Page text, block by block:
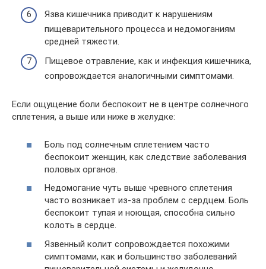
Язва кишечника приводит к нарушениям
пищеварительного процесса и недомоганиям
средней тяжести.
Пищевое отравление, как и инфекция кишечника,
сопровождается аналогичными симптомами.
Если ощущение боли беспокоит не в центре солнечного
сплетения, а выше или ниже в желудке:
Боль под солнечным сплетением часто
беспокоит женщин, как следствие заболевания
половых органов.
Недомогание чуть выше чревного сплетения
часто возникает из-за проблем с сердцем. Боль
беспокоит тупая и ноющая, способна сильно
колоть в сердце.
Язвенный колит сопровождается похожими
симптомами, как и большинство заболеваний